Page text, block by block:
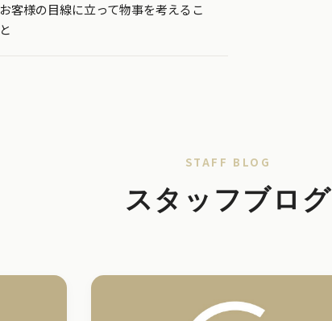
お客様の目線に立って物事を考えるこ
と
STAFF BLOG
スタッフブログ